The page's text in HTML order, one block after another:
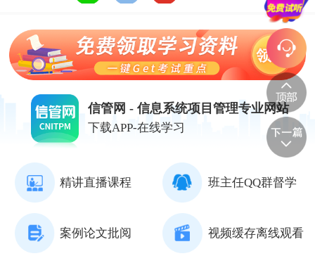
信管网 - 信息系统项目管理专业网站
下载APP-在线学习
精讲直播课程 班主任QQ群督学
案例论文批阅 视频缓存离线观看